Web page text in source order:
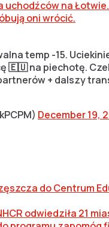
na
oni wrócić.
temp -15.
🇪🇺 na piechotę.
+ dalszy
December 19,
do Centrum
odwiedziła 21